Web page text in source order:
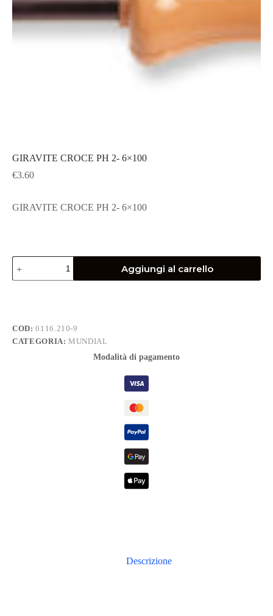
GIRAVITE CROCE PH 2- 6×100
€3.60
GIRAVITE CROCE PH 2- 6×100
GIRAVITE
CROCE
PH
Aggiungi al carrello
COD:0116.210-9
CATEGORIA:MUNDIAL
Modalità di pagamento
Descrizione